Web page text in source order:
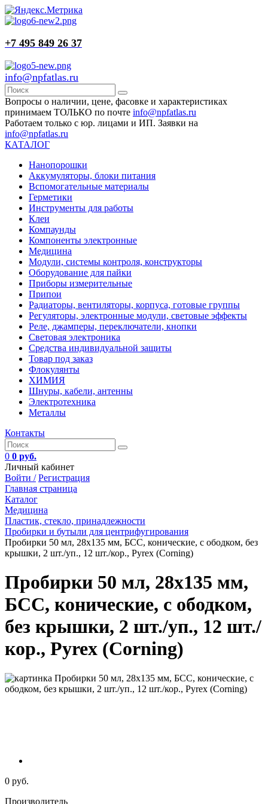
+7 495 849 26 37
info@npfatlas.ru
Вопросы о наличии, цене, фасовке и характеристиках
принимаем ТОЛЬКО по почте info@npfatlas.ru
Работаем только с юр. лицами и ИП. Заявки на
info@npfatlas.ru
КАТАЛОГ
Нанопорошки
Аккумуляторы, блоки питания
Вспомогательные материалы
Герметики
Инструменты для работы
Клеи
Компаунды
Компоненты электронные
Медицина
Модули, системы контроля, конструкторы
Оборудование для пайки
Приборы измерительные
Припои
Радиаторы, вентиляторы, корпуса, готовые группы
Регуляторы, электронные модули, световые эффекты
Реле, джамперы, переключатели, кнопки
Световая электроника
Средства индивидуальной защиты
Товар под заказ
Флокулянты
ХИМИЯ
Шнуры, кабели, антенны
Электротехника
Металлы
Контакты
0 0 руб.
Личный кабинет
Войти / Регистрация
Главная страница
Каталог
Медицина
Пластик, стекло, принадлежности
Пробирки и бутыли для центрифугирования
Пробирки 50 мл, 28х135 мм, БСС, конические, с ободком, без
крышки, 2 шт./уп., 12 шт./кор., Pyrex (Corning)
Пробирки 50 мл, 28х135 мм,
БСС, конические, с ободком,
без крышки, 2 шт./уп., 12 шт./
кор., Pyrex (Corning)
0 руб.
Производитель